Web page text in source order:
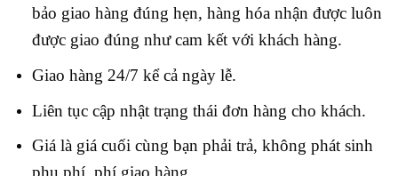
bảo giao hàng đúng hẹn, hàng hóa nhận được luôn
được giao đúng như cam kết với khách hàng.
Giao hàng 24/7 kể cả ngày lễ.
Liên tục cập nhật trạng thái đơn hàng cho khách.
Giá là giá cuối cùng bạn phải trả, không phát sinh
phụ phí, phí giao hàng.